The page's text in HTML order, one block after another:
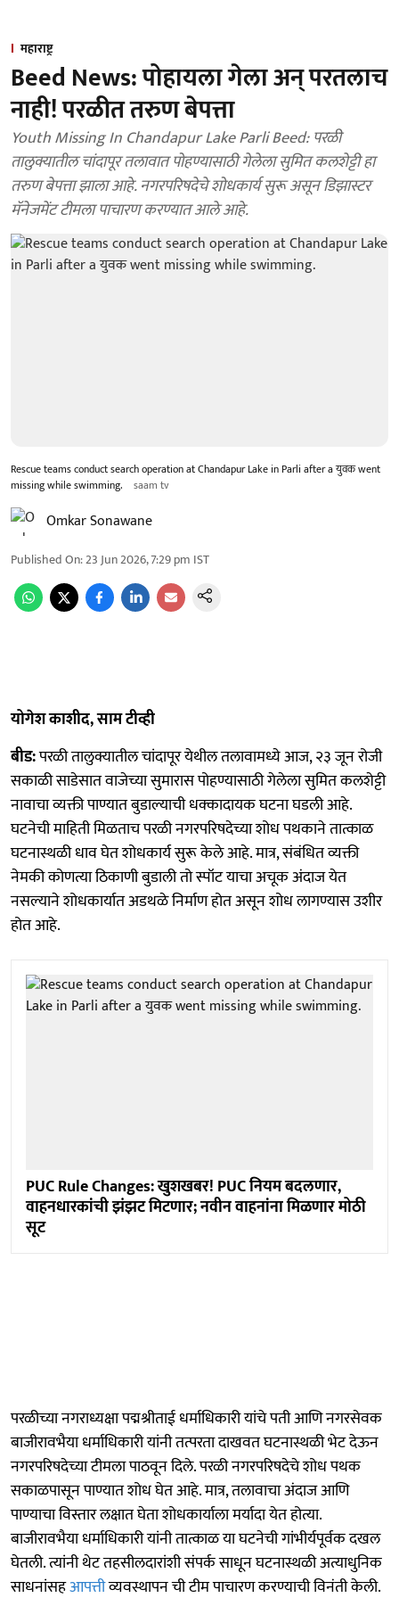
महाराष्ट्र
Beed News: पोहायला गेला अन् परतलाच
नाही! परळीत तरुण बेपत्ता
Youth Missing In Chandapur Lake Parli Beed: परळी
तालुक्यातील चांदापूर तलावात पोहण्यासाठी गेलेला सुमित कलशेट्टी हा
तरुण बेपत्ता झाला आहे. नगरपरिषदेचे शोधकार्य सुरू असून डिझास्टर
मॅनेजमेंट टीमला पाचारण करण्यात आले आहे.
Rescue teams conduct search operation at Chandapur Lake in Parli after a युवक went
missing while swimming.
saam tv
Omkar Sonawane
Published On:23 Jun 2026, 7:29 pm IST
योगेश काशीद, साम टीव्ही
बीड:परळी तालुक्यातील चांदापूर येथील तलावामध्ये आज, २३ जून रोजी
सकाळी साडेसात वाजेच्या सुमारास पोहण्यासाठी गेलेला सुमित कलशेट्टी
नावाचा व्यक्ती पाण्यात बुडाल्याची धक्कादायक घटना घडली आहे.
घटनेची माहिती मिळताच परळी नगरपरिषदेच्या शोध पथकाने तात्काळ
घटनास्थळी धाव घेत शोधकार्य सुरू केले आहे. मात्र, संबंधित व्यक्ती
नेमकी कोणत्या ठिकाणी बुडाली तो स्पॉट याचा अचूक अंदाज येत
नसल्याने शोधकार्यात अडथळे निर्माण होत असून शोध लागण्यास उशीर
होत आहे.
PUC Rule Changes: खुशखबर! PUC नियम बदलणार,
वाहनधारकांची झंझट मिटणार; नवीन वाहनांना मिळणार मोठी
सूट
परळीच्या नगराध्यक्षा पद्मश्रीताई धर्माधिकारी यांचे पती आणि नगरसेवक
बाजीरावभैया धर्माधिकारी यांनी तत्परता दाखवत घटनास्थळी भेट देऊन
नगरपरिषदेच्या टीमला पाठवून दिले. परळी नगरपरिषदेचे शोध पथक
सकाळपासून पाण्यात शोध घेत आहे. मात्र, तलावाचा अंदाज आणि
पाण्याचा विस्तार लक्षात घेता शोधकार्याला मर्यादा येत होत्या.
बाजीरावभैया धर्माधिकारी यांनी तात्काळ या घटनेची गांभीर्यपूर्वक दखल
घेतली. त्यांनी थेट तहसीलदारांशी संपर्क साधून घटनास्थळी अत्याधुनिक
साधनांसहआपत्तीव्यवस्थापन ची टीम पाचारण करण्याची विनंती केली.